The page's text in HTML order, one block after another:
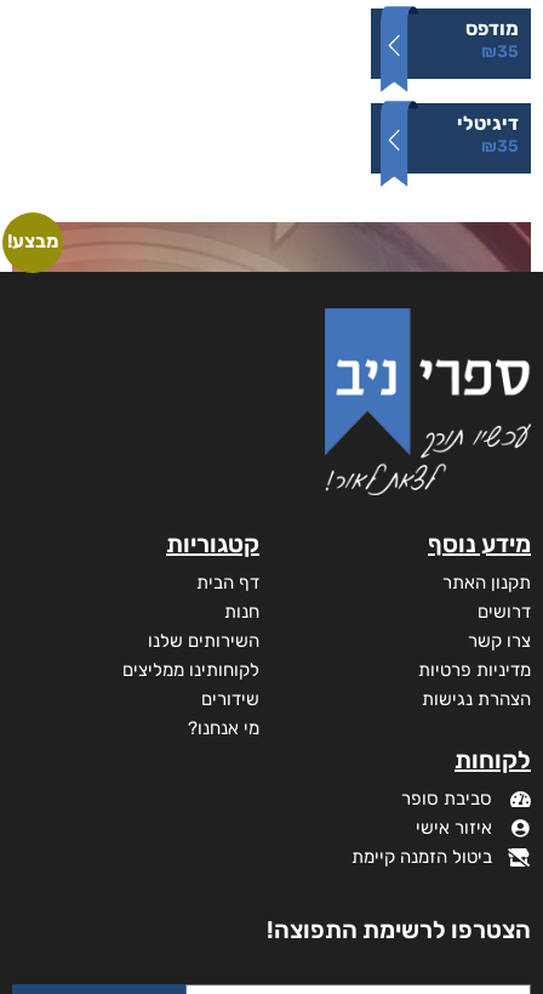
מודפס
₪35
דיגיטלי
₪35
מבצע!
מידע נוסף
תקנון האתר
דרושים
צרו קשר
מדיניות פרטיות
הצהרת נגישות
לקוחות
סביבת סופר
איזור אישי
ביטול הזמנה קיימת
קטגוריות
דף הבית
חנות
השירותים שלנו
לקוחותינו ממליצים
שידורים
מי אנחנו?
הצטרפו לרשימת התפוצה!